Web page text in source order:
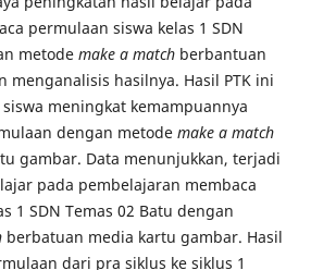
permulaan siswa kelas 1 SDN
metode make a matchberbantuan
menganalisis hasilnya. Hasil PTK ini
meningkat kemampuannya
dengan metode make a match
gambar. Data menunjukkan, terjadi
pada pembelajaran membaca
1 SDN Temas 02 Batu dengan
berbatuan media kartu gambar. Hasil
dari pra siklus ke siklus 1